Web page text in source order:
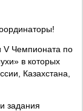
V Чемпионата по
в которых
Казахстана,
задания